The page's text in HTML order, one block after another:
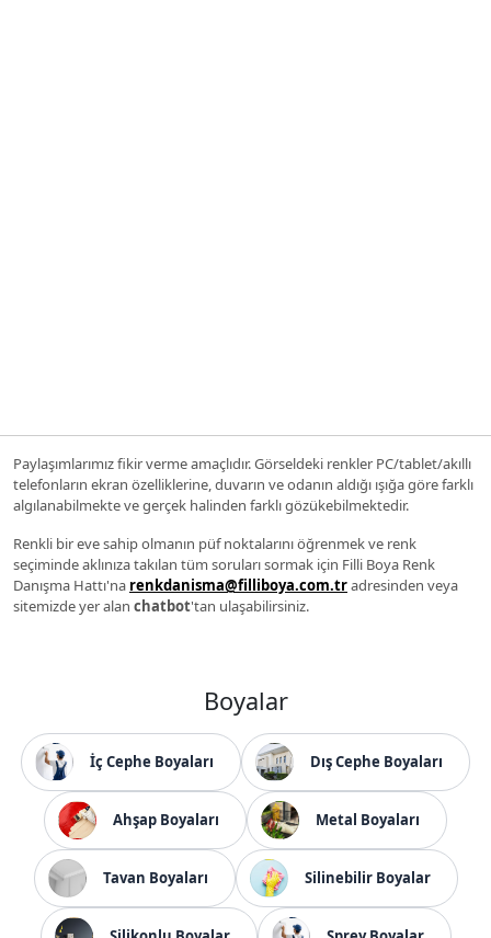
Paylaşımlarımız fikir verme amaçlıdır. Görseldeki renkler PC/tablet/akıllı
telefonların ekran özelliklerine, duvarın ve odanın aldığı ışığa göre farklı
algılanabilmekte ve gerçek halinden farklı gözükebilmektedir.
Renkli bir eve sahip olmanın püf noktalarını öğrenmek ve renk
seçiminde aklınıza takılan tüm soruları sormak için Filli Boya Renk
Danışma Hattı'na renkdanisma@filliboya.com.tradresinden veya
sitemizde yer alan chatbot'tan ulaşabilirsiniz.
Boyalar
İç Cephe Boyaları Dış Cephe Boyaları
Ahşap Boyaları Metal Boyaları
Tavan Boyaları Silinebilir Boyalar